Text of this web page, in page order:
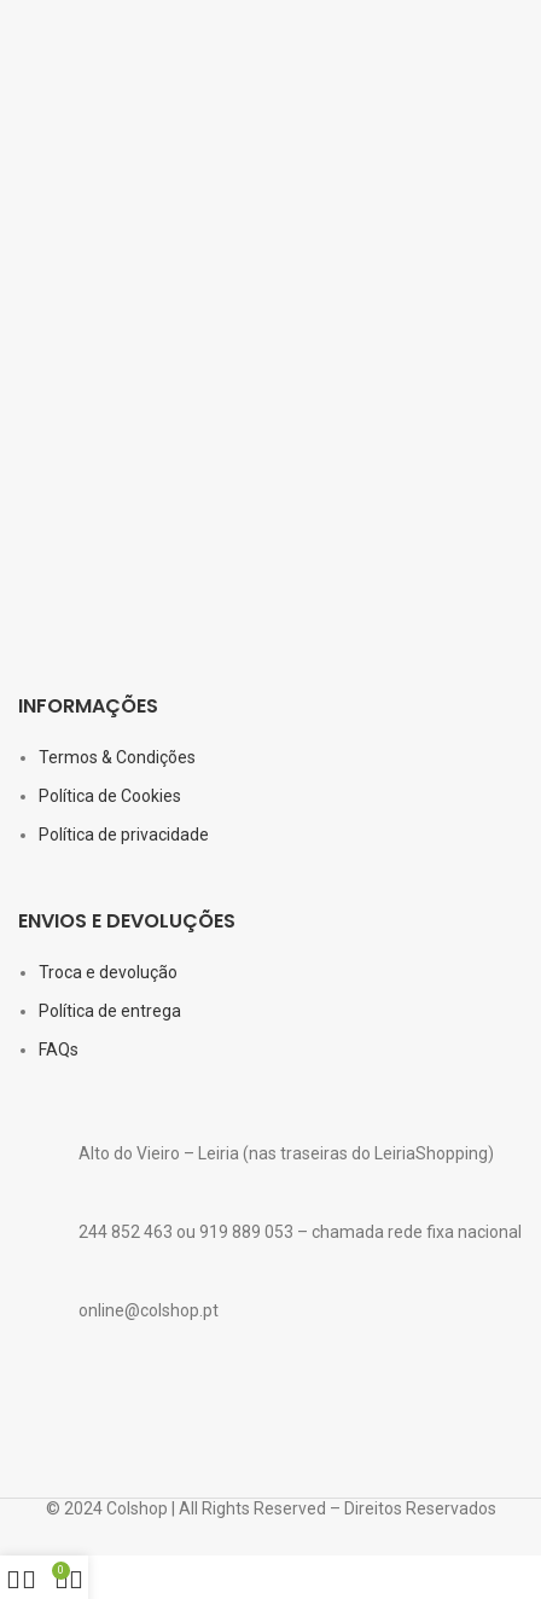
INFORMAÇÕES
Termos & Condições
Política de Cookies
Política de privacidade
ENVIOS E DEVOLUÇÕES
Troca e devolução
Política de entrega
FAQs
Alto do Vieiro – Leiria (nas traseiras do LeiriaShopping)
244 852 463 ou 919 889 053 – chamada rede fixa nacional
online@colshop.pt
© 2024 Colshop | All Rights Reserved – Direitos Reservados
0